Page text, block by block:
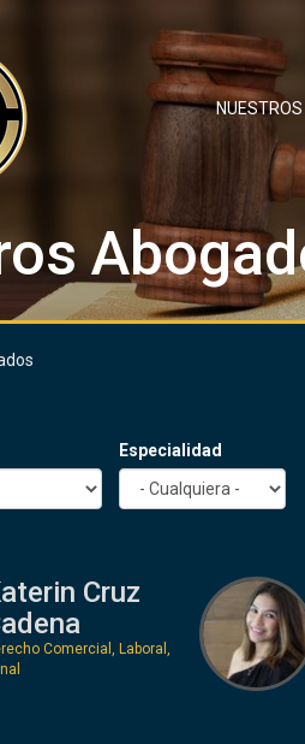
Especialidad
Cruz
Comercial, Laboral,